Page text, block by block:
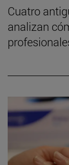
Cuatro
analizan